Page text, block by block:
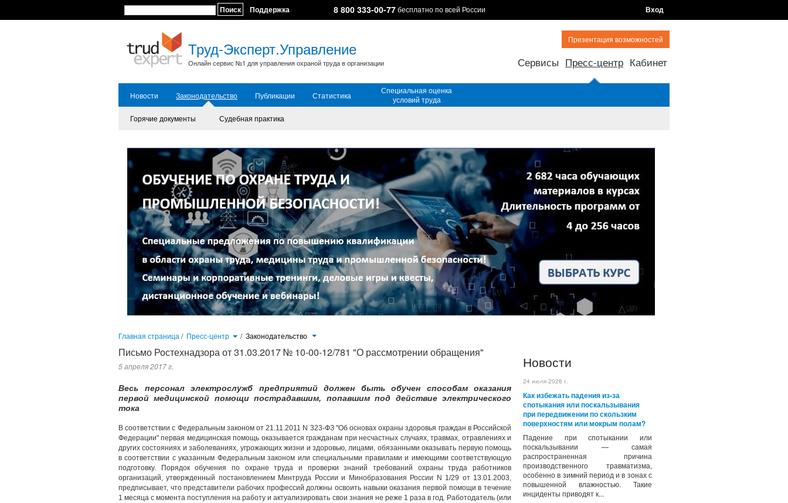
Поиск Поддержка 8 800 333-00-77бесплатно по всей России Вход
Труд-Эксперт.Управление
Онлайн сервис №1 для управления охраной труда в организации
Презентация возможностей
Сервисы Пресс-центр Кабинет
Новости Законодательство Публикации Статистика
Специальная оценка
условий труда
Горячие документы
Судебная практика
Главная страница / Пресс-центр / Законодательство
Новости
24 июля 2026 г.
Как избежать падения из-за
спотыкания или поскальзывания
при передвижении по скользким
поверхностям или мокрым полам?
Падение при спотыкании или
поскальзывании — самая
распространенная причина
производственного травматизма,
особенно в зимний период и в зонах с
повышенной влажностью. Такие
инциденты приводят к...
Письмо Ростехнадзора от 31.03.2017 № 10-00-12/781 "О рассмотрении обращения"
5 апреля 2017 г.
Весь персонал электрослужб предприятий должен быть обучен способам оказания
первой медицинской помощи пострадавшим, попавшим под действие электрического
тока
В соответствии с Федеральным законом от 21.11.2011 N 323-ФЗ "Об основах охраны здоровья граждан в Российской
Федерации" первая медицинская помощь оказывается гражданам при несчастных случаях, травмах, отравлениях и
других состояниях и заболеваниях, угрожающих жизни и здоровью, лицами, обязанными оказывать первую помощь
в соответствии с указанным Федеральным законом или специальными правилами и имеющими соответствующую
подготовку. Порядок обучения по охране труда и проверки знаний требований охраны труда работников
организаций, утвержденный постановлением Минтруда России и Минобразования России N 1/29 от 13.01.2003,
предписывает, что представители рабочих профессий должны освоить навыки оказания первой помощи в течение
1 месяца с момента поступления на работу и актуализировать свои знания не реже 1 раза в год. Работодатель (или